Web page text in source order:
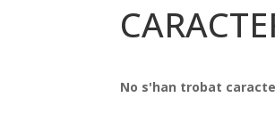
No s'han trobat